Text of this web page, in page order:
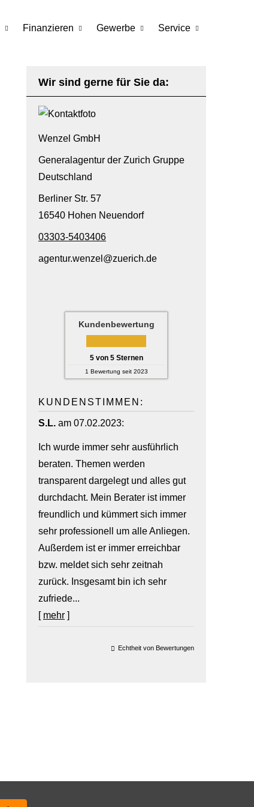
Finanzieren Gewerbe Service
Wir sind gerne für Sie da:
Wenzel GmbH
Generalagentur der Zurich Gruppe
Deutschland
Berliner Str. 57
16540 Hohen Neuendorf
03303-5403406
agentur.wenzel@zuerich.de
Kundenbewertung
5von 5Sternen
1 Bewertung seit 2023
KUNDENSTIMMEN:
S.L. am 07.02.2023:
Ich wurde immer sehr ausführlich
beraten. Themen werden
transparent dargelegt und alles gut
durchdacht. Mein Berater ist immer
freundlich und kümmert sich immer
sehr professionell um alle Anliegen.
Außerdem ist er immer erreichbar
bzw. meldet sich sehr zeitnah
zurück. Insgesamt bin ich sehr
zufriede...
[ mehr ]
Echtheit von Bewertungen